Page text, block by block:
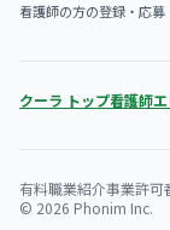
看護師の方の登録・応募
クーラ トップ看護師
有料職業紹介事業許
© 2026 Phonim Inc.